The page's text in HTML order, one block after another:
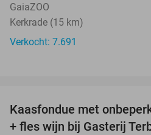
GaiaZOO
Kerkrade (15 km)
Verkocht: 7.691
Kaasfondue met
+ fles wijn bij Gasterij